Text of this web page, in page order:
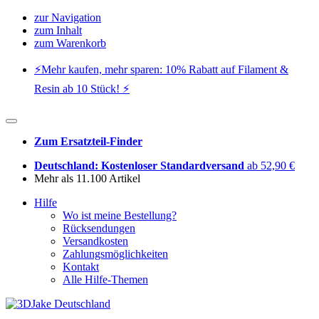
zur Navigation
zum Inhalt
zum Warenkorb
⚡️Mehr kaufen, mehr sparen: 10% Rabatt auf Filament &
Resin ab 10 Stück! ⚡️
Zum Ersatzteil-Finder
Deutschland: Kostenloser Standardversand ab 52,90 €
Mehr als 11.100 Artikel
Hilfe
Wo ist meine Bestellung?
Rücksendungen
Versandkosten
Zahlungsmöglichkeiten
Kontakt
Alle Hilfe-Themen